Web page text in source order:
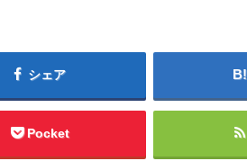
シェア
Pocket